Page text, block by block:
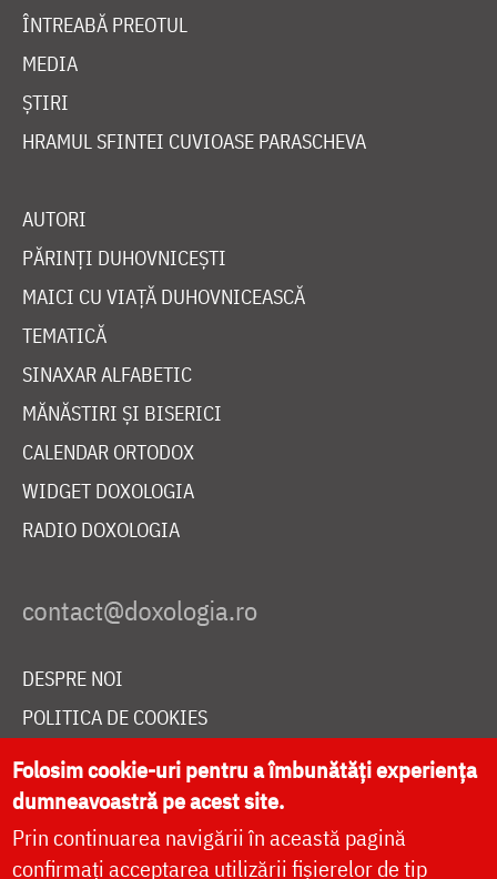
ÎNTREABĂ PREOTUL
MEDIA
ȘTIRI
HRAMUL SFINTEI CUVIOASE PARASCHEVA
AUTORI
PĂRINȚI DUHOVNICEȘTI
MAICI CU VIAȚĂ DUHOVNICEASCĂ
TEMATICĂ
SINAXAR ALFABETIC
MĂNĂSTIRI ȘI BISERICI
CALENDAR ORTODOX
WIDGET DOXOLOGIA
RADIO DOXOLOGIA
DESPRE NOI
POLITICA DE COOKIES
DONEAZĂ ONLINE PENTRU CATEDRALA NAȚIONALĂ
LIVE
Folosim cookie-uri pentru a îmbunătăți experiența
dumneavoastră pe acest site.
Prin continuarea navigării în această pagină
confirmați acceptarea utilizării fișierelor de tip